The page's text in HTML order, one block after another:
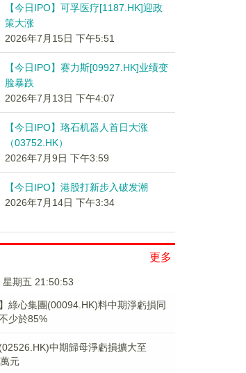
【今日IPO】可孚医疗[1187.HK]迎政
策大涨
2026年7月15日 下午5:51
【今日IPO】赛力斯[09927.HK]业绩变
脸暴跌
2026年7月13日 下午4:07
【今日IPO】珞石机器人首日大涨
（03752.HK）
2026年7月9日 下午3:59
【今日IPO】港股打新步入破发潮
2026年7月14日 下午3:34
更多
期五 21:50:54
】綠心集團(00094.HK)料中期淨虧損同
少於85%
中期歸母淨虧損擴大至
元